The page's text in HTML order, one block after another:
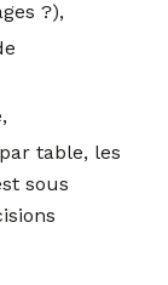
?),
table, les
sous